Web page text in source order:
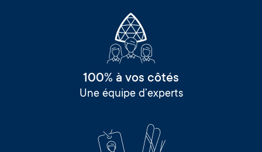
100% à vos côtés
Une équipe d’experts